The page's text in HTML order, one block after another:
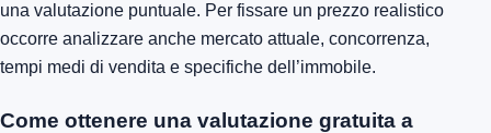
una valutazione puntuale. Per fissare un prezzo realistico
occorre analizzare anche mercato attuale, concorrenza,
tempi medi di vendita e specifiche dell’immobile.
Come ottenere una valutazione gratuita a